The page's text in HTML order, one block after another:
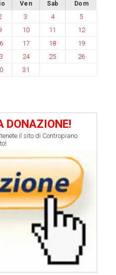
Ven Sab Dom
3 4
5
10 11
12
17 18
19
24 25
26
31
DONAZIONE!
il sito di Contropiano